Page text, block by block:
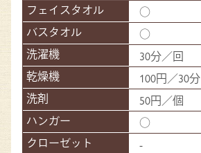
○
○
30分／回
100円／30分
50円／個
○
-